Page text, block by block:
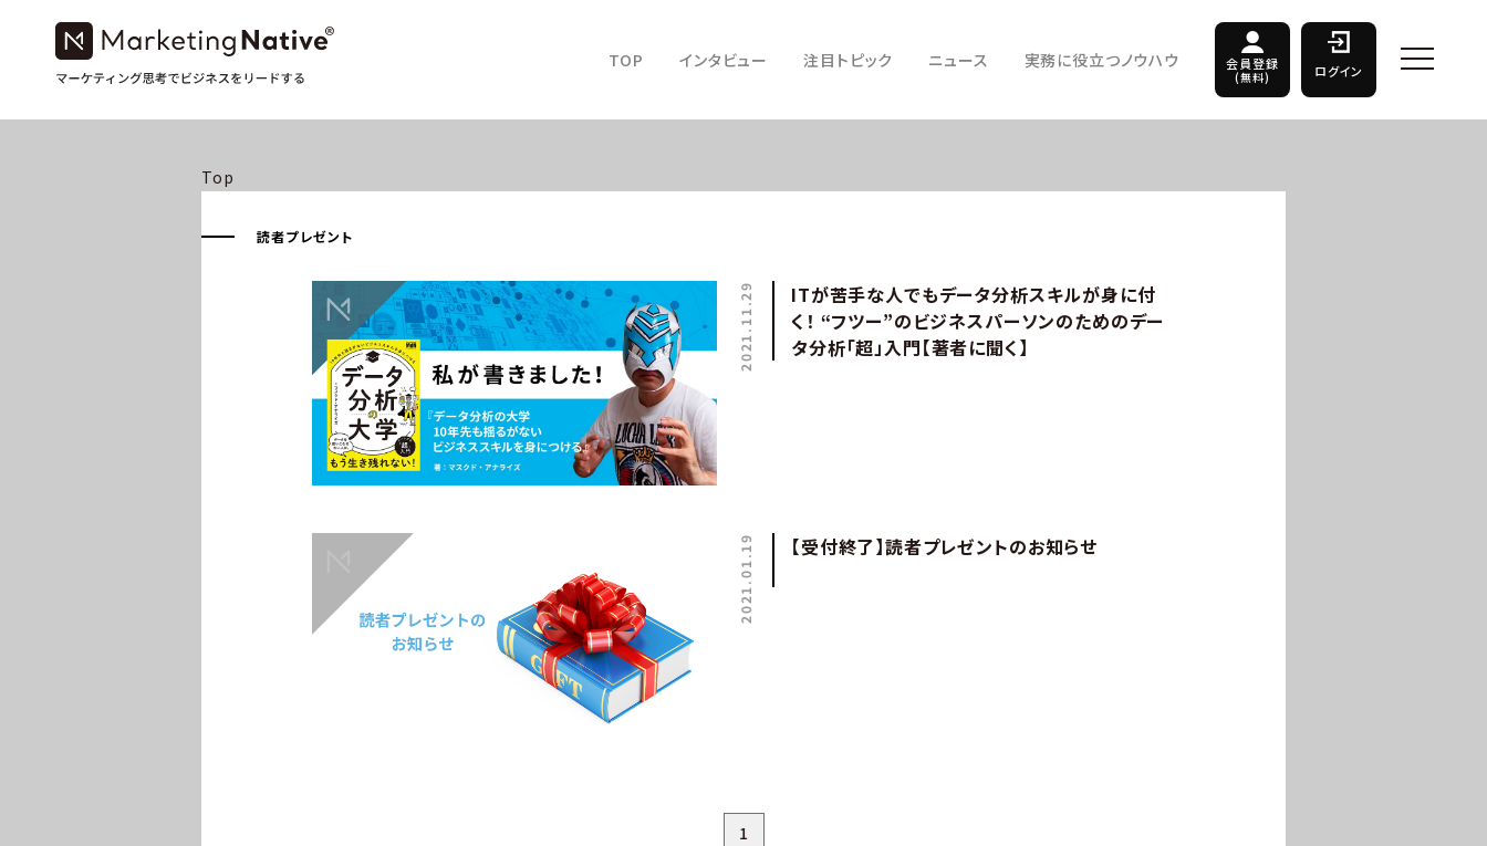
TOP インタビュー 注目トピック ニュース 実務に役立つノウハウ 会員登録
(無料) ログイン
Top
読者プレゼント
2021.11.29
ITが苦手な人でもデータ分析スキルが身に付
く！ “フツー”のビジネスパーソンのためのデー
タ分析「超」入門【著者に聞く】
2021.01.19 【受付終了】読者プレゼントのお知らせ
1